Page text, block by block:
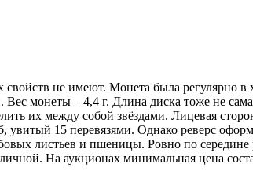
свойств не имеют. Монета была регулярно
монеты – 4,4 г. Длина диска тоже не
их между собой звёздами. Лицевая
увитый 15 перевязями. Однако реверс
листьев и пшеницы. Ровно по
На аукционах минимальная цена